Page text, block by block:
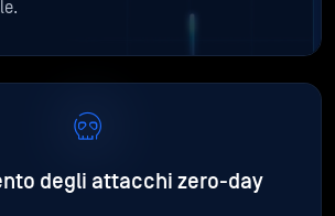
degli attacchi zero-day